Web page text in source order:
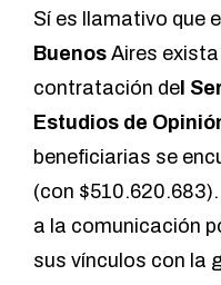
Sí es llamativo que
Buenos Aires
contratación del
Estudios de
beneficiarias se
(con
a la comunicación
sus vínculos con la